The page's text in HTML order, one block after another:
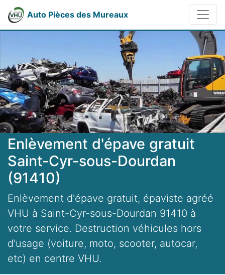
Auto Pièces des Mureaux
Enlèvement d'épave gratuit
Saint-Cyr-sous-Dourdan
(91410)
Enlèvement d'épave gratuit, épaviste agréé
VHU à Saint-Cyr-sous-Dourdan 91410 à
votre service. Destruction véhicules hors
d'usage (voiture, moto, scooter, autocar,
etc) en centre VHU.